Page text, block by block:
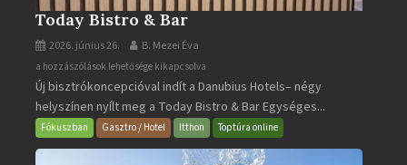
Today Bistro & Bar
2026. június 26. B. Mezei Éva
Today
Bistro
&
Bar
bejegyzéshez
a hozzászólások lehetősége kikapcsolva
Új bisztrókoncepcióval indít a Danubius Hotels– négy
helyszínen nyílt meg a Today Bistro & Bar Egységes...
Fókuszban Gasztro / Hotel Itthon Toptúra online